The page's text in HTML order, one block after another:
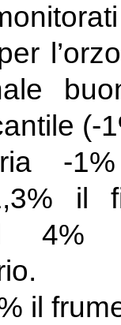
(-
-
il
il 4%
il